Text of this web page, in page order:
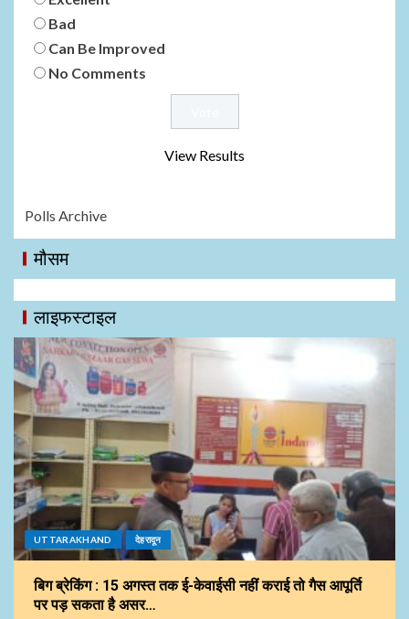
Bad
Can Be Improved
No Comments
View Results
Polls Archive
मौसम
लाइफस्टाइल
UTTARAKHAND देहरादून
बिग ब्रेकिंग : 15 अगस्त तक ई-केवाईसी नहीं कराई तो गैस आपूर्ति
पर पड़ सकता है असर…